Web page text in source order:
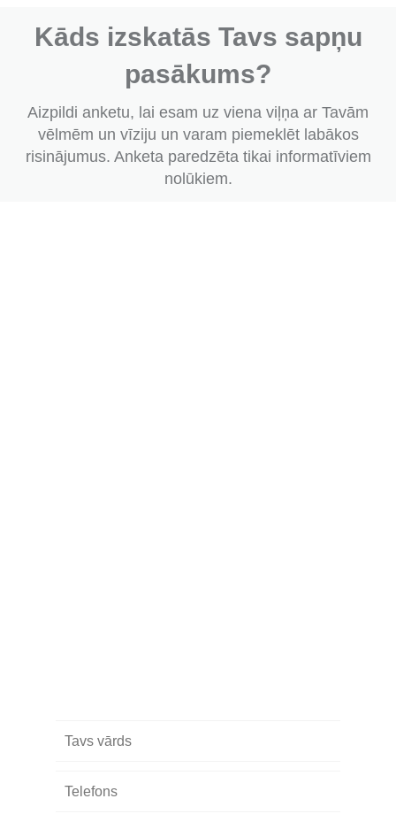
Kāds izskatās Tavs sapņu
pasākums?
Aizpildi anketu, lai esam uz viena viļņa ar Tavām
vēlmēm un vīziju un varam piemeklēt labākos
risinājumus. Anketa paredzēta tikai informatīviem
nolūkiem.